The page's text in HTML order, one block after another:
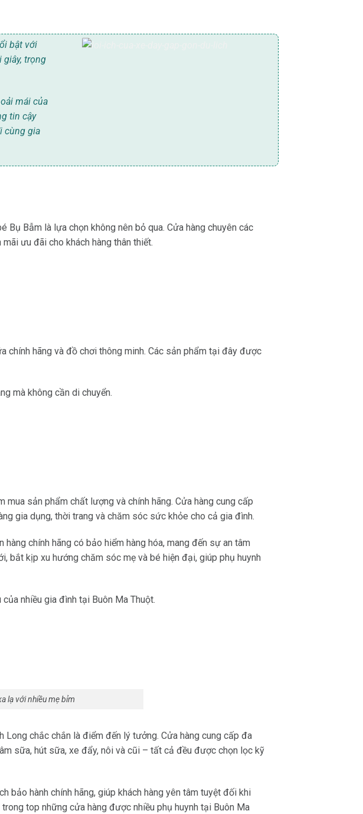
bật với
trọng
mái của
tin cậy
cùng gia
Bụ Bẫm là lựa chọn không nên bỏ qua. Cửa hàng chuyên các
ưu đãi cho khách hàng thân thiết.
chính hãng và đồ chơi thông minh. Các sản phẩm tại đây được
mà không cần di chuyển.
sản phẩm chất lượng và chính hãng. Cửa hàng cung cấp
gia dụng, thời trang và chăm sóc sức khỏe cho cả gia đình.
chính hãng có bảo hiểm hàng hóa, mang đến sự an tâm
bắt kịp xu hướng chăm sóc mẹ và bé hiện đại, giúp phụ huynh
nhiều gia đình tại Buôn Ma Thuột.
lạ với nhiều mẹ bỉm
chắc chắn là điểm đến lý tưởng. Cửa hàng cung cấp đa
sữa, hút sữa, xe đẩy, nôi và cũi – tất cả đều được chọn lọc kỹ
bảo hành chính hãng, giúp khách hàng yên tâm tuyệt đối khi
top những cửa hàng được nhiều phụ huynh tại Buôn Ma